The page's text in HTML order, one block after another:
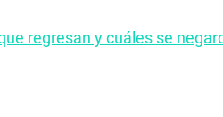
regresan y cuáles se